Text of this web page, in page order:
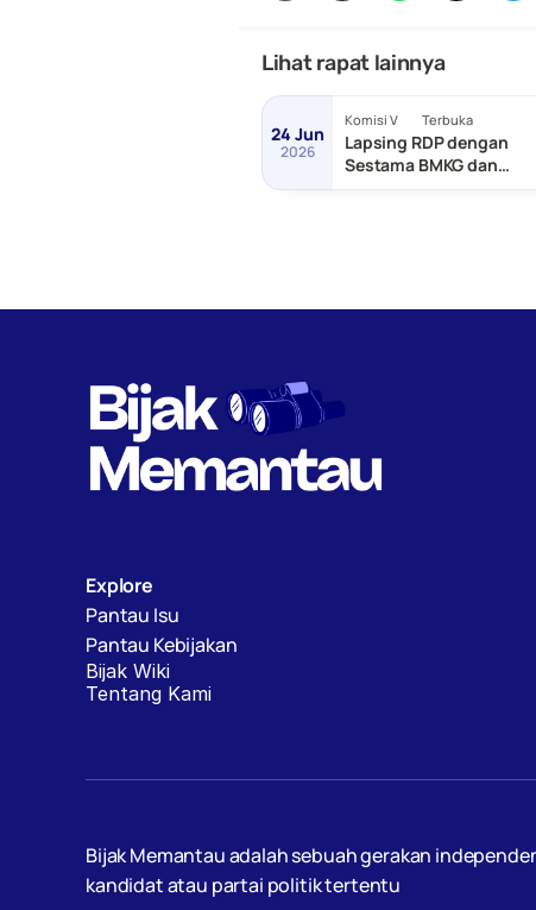
Lihat rapat lainnya
24 Jun
2026
Komisi V Terbuka
Lapsing RDP dengan
Sestama BMKG dan
Explore
Pantau Isu
Pantau Kebijakan
Tentang Kami
Bijak Wiki
Bijak Memantau adalah sebuah gerakan
kandidat atau partai politik tertentu